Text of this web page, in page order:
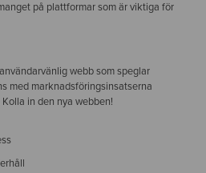
på plattformar som är viktiga för
webb som speglar
med marknadsföringsinsatserna
in den nya webben!